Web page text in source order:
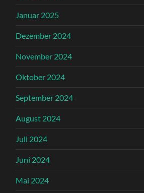
Januar 2025
Dezember 2024
November 2024
Oktober 2024
September 2024
August 2024
Juli 2024
Juni 2024
Mai 2024